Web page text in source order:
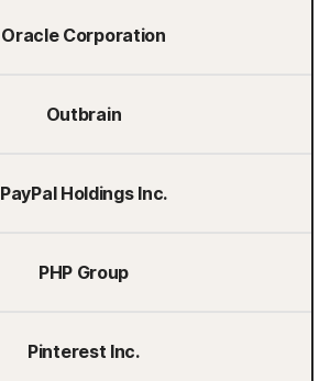
Oracle Corporation
Outbrain
PayPal Holdings Inc.
PHP Group
Pinterest Inc.